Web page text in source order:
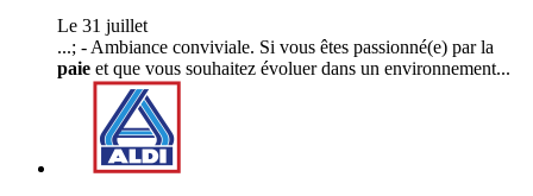
Le 31 juillet
...; - Ambiance conviviale. Si vous êtes passionné(e) par la
paie et que vous souhaitez évoluer dans un environnement...